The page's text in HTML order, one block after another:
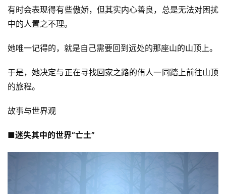
有时会表现得有些傲娇，但其实内心善良，总是无法对困扰
中的人置之不理。
她唯一记得的，就是自己需要回到远处的那座山的山顶上。
于是，她决定与正在寻找回家之路的侑人一同踏上前往山顶
的旅程。
故事与世界观
■迷失其中的世界“亡土”